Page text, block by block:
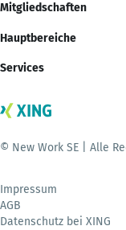
Mitgliedschaften
Hauptbereiche
Services
© New Work SE | Alle
Impressum
AGB
Datenschutz bei XING